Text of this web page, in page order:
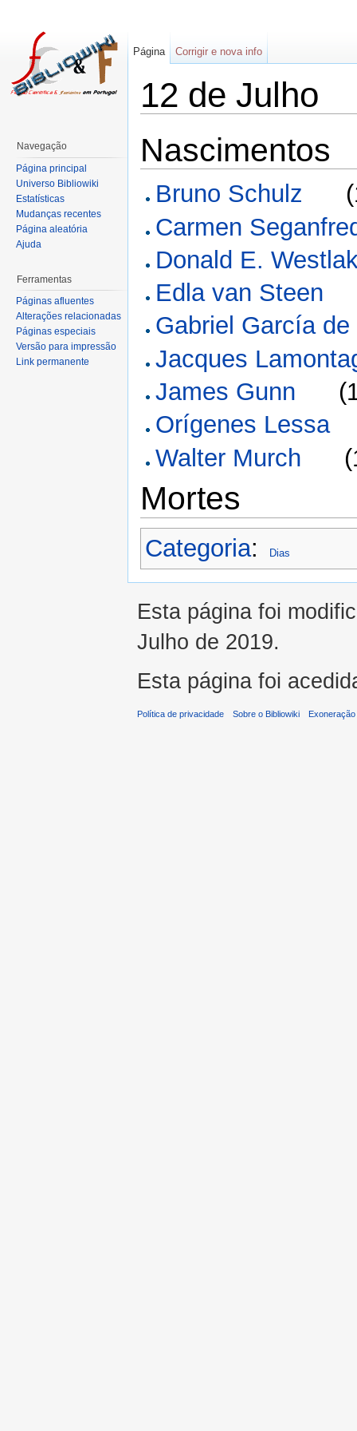
12 de Julho
Nascimentos
Bruno Schulz (
Carmen
Donald E.
Edla van Steen
Gabriel García de
Jacques
James Gunn (
Orígenes Lessa
Walter Murch (
Mortes
Categoria: Dias
Página Corrigir e nova info
Navegação
Página principal
Universo Bibliowiki
Estatísticas
Mudanças recentes
Página aleatória
Ajuda
Ferramentas
Páginas afluentes
Alterações relacionadas
Páginas especiais
Versão para impressão
Link permanente
Esta página foi
Julho de 2019.
Esta página foi
Política de privacidade Sobre o Bibliowiki